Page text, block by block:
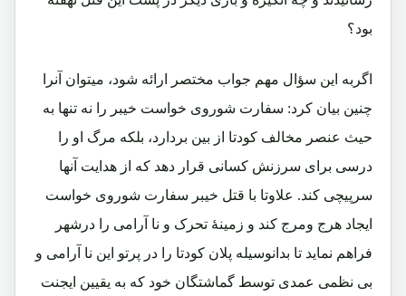
بود؟
اگربه این سؤال مهم جواب مختصر ارائه شود، میتوان آنرا
چنین بیان کرد: سفارت شوروی خواست خیبر را نه تنها به
حیث عنصر مخالف کودتا از بین بردارد، بلکه مرگ او را
درسی برای سرزنش کسانی قرار دهد که از هدایت آنها
سرپیچی کند. علاوتا با قتل خیبر سفارت شوروی خواست
ایجاد هرج ومرج کند و زمینۀ تحرک و نا آرامی را درشهر
فراهم نماید تا بدانوسیله پلان کودتا را در پرتو این نا آرامی و
بی نظمی عمدی توسط گماشتگان خود که به یقیین ایجنت